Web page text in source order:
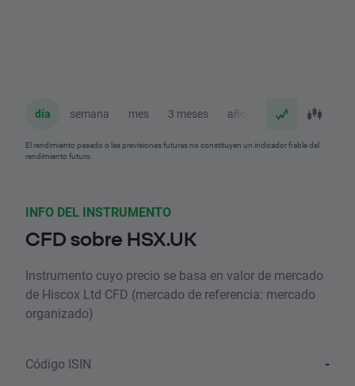
día semana mes 3 meses año
El rendimiento pasado o las previsiones futuras no constituyen un indicador fiable del
rendimiento futuro.
INFO DEL INSTRUMENTO
CFD sobre HSX.UK
Instrumento cuyo precio se basa en valor de mercado
de Hiscox Ltd CFD (mercado de referencia: mercado
organizado)
Código ISIN -